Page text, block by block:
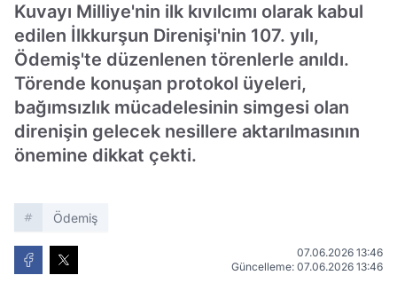
Kuvayı Milliye'nin ilk kıvılcımı olarak kabul
edilen İlkkurşun Direnişi'nin 107. yılı,
Ödemiş'te düzenlenen törenlerle anıldı.
Törende konuşan protokol üyeleri,
bağımsızlık mücadelesinin simgesi olan
direnişin gelecek nesillere aktarılmasının
önemine dikkat çekti.
Ödemiş
07.06.2026 13:46
Güncelleme: 07.06.2026 13:46